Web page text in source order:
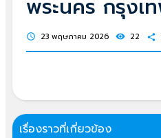
พระนคร กรุงเ
schedule 23 พฤษภาคม 2026 visibility 22 share
เรื่องราวที่เกี่ยวข้อง